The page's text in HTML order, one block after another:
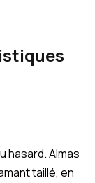
hasard. Almas
taillé, en